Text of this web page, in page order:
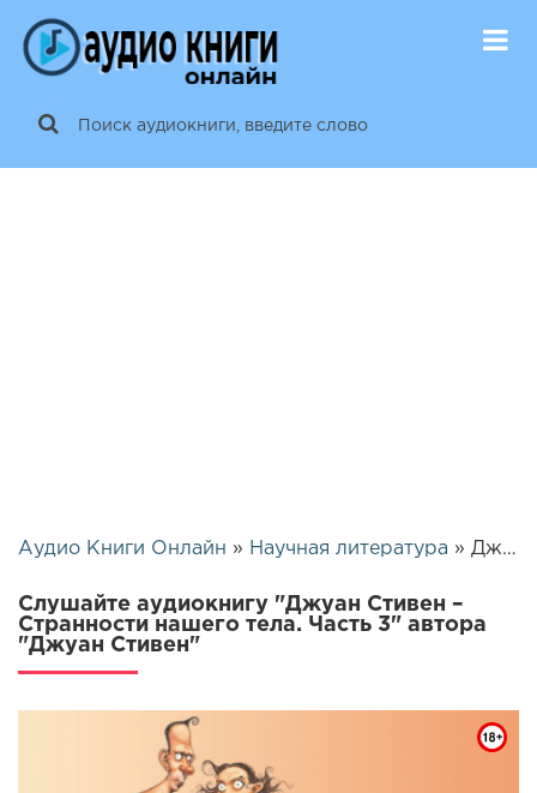
Аудио Книги Онлайн » Научная литература » Джуан Стивен – Странности нашего тела. Часть 3 | 25835
Слушайте аудиокнигу "Джуан Стивен –
Странности нашего тела. Часть 3" автора
"Джуан Стивен"